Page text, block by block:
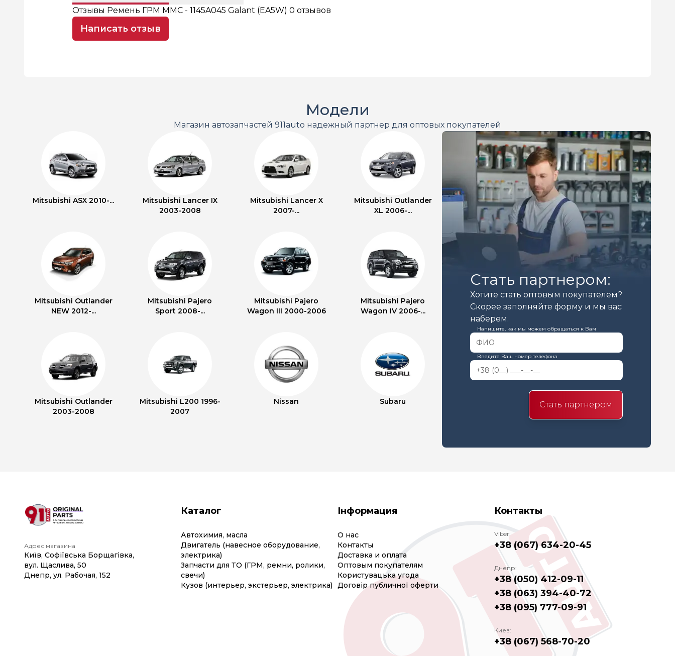
Отзывы Ремень ГРМ MMC - 1145A045 Galant (EA5W) 0 отзывов
Написать отзыв
Модели
Магазин автозапчастей 911auto надежный партнер для оптовых покупателей
Mitsubishi ASX 2010-...
Mitsubishi Lancer IX
2003-2008
Mitsubishi Lancer X
2007-...
Mitsubishi Outlander
XL 2006-...
Mitsubishi Outlander
NEW 2012-...
Mitsubishi Pajero
Sport 2008-...
Mitsubishi Pajero
Wagon III 2000-2006
Mitsubishi Pajero
Wagon IV 2006-...
Mitsubishi Outlander
2003-2008
Mitsubishi L200 1996-
2007
Nissan Subaru
Стать партнером:
Хотите стать оптовым покупателем?
Скорее заполняйте форму и мы вас
наберем.
Напишите, как мы можем обращаться к Вам
Введите Ваш номер телефона
Стать партнером
Адрес магазина
Київ, Софіївська Борщагівка,
вул. Щаслива, 50
Днепр, ул. Рабочая, 152
Каталог
Автохимия, масла
Двигатель (навесное оборудование,
электрика)
Запчасти для ТО (ГРМ, ремни, ролики,
свечи)
Кузов (интерьер, экстерьер, электрика)
Інформация
О нас
Контакты
Доставка и оплата
Оптовым покупателям
Користувацька угода
Договір публичної оферти
Контакты
Viber:
+38 (067) 634-20-45
Днепр:
+38 (050) 412-09-11
+38 (063) 394-40-72
+38 (095) 777-09-91
Киев:
+38 (067) 568-70-20